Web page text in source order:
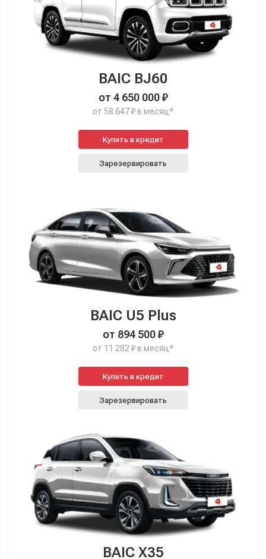
BAIC BJ60
от 4 650 000 ₽
от 58 647 ₽ в месяц*
Купить в кредит
Зарезервировать
BAIC U5 Plus
от 894 500 ₽
от 11 282 ₽ в месяц*
Купить в кредит
Зарезервировать
BAIC X35